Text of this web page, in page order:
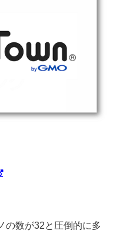
の数が32と圧倒的に多